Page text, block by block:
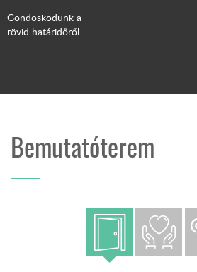
Gondoskodunk a
rövid határidőről
Bemutatóterem